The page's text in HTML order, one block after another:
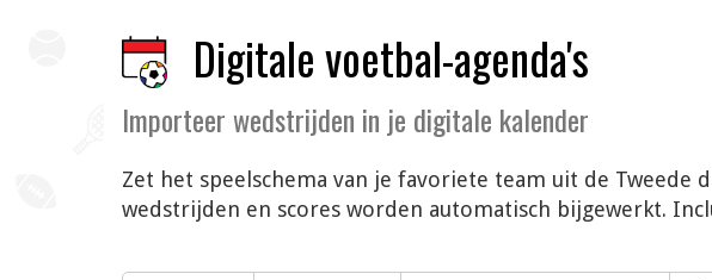
Digitale voetbal-agenda's
Importeer wedstrijden in je digitale kalender
Zet het speelschema van je favoriete team uit de Tweede
wedstrijden en scores worden automatisch bijgewerkt.